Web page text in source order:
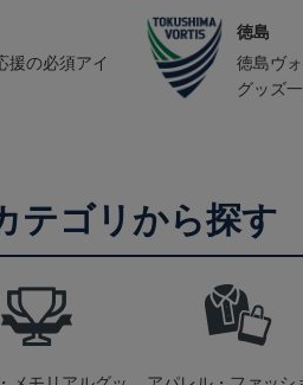
援の必須アイ
徳島
徳島ヴ
グッズ
テゴリから探す